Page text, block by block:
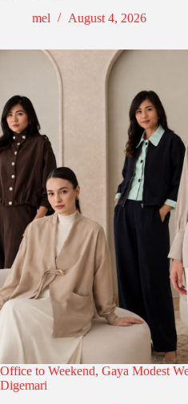
mel
August 4, 2026
Office to Weekend, Gaya Modest
Digemari